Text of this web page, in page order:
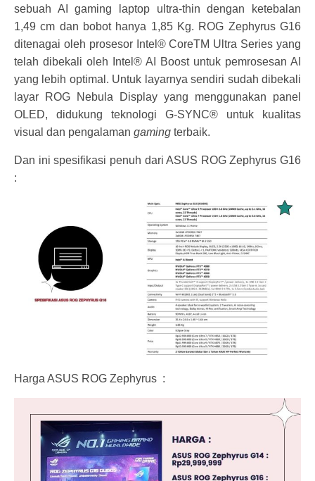
sebuah AI gaming laptop ultra-thin dengan ketebalan
1,49 cm dan bobot hanya 1,85 Kg. ROG Zephyrus G16
ditenagai oleh prosesor Intel® CoreTM Ultra Series yang
telah dibekali oleh Intel® AI Boost untuk pemrosesan AI
yang lebih optimal. Untuk layarnya sendiri sudah dibekali
layar ROG Nebula Display yang menggunakan panel
OLED, didukung teknologi G-SYNC® untuk kualitas
visual dan pengalaman gaming terbaik.
Dan ini spesifikasi penuh dari ASUS ROG Zephyrus G16
:
Harga ASUS ROG Zephyrus :